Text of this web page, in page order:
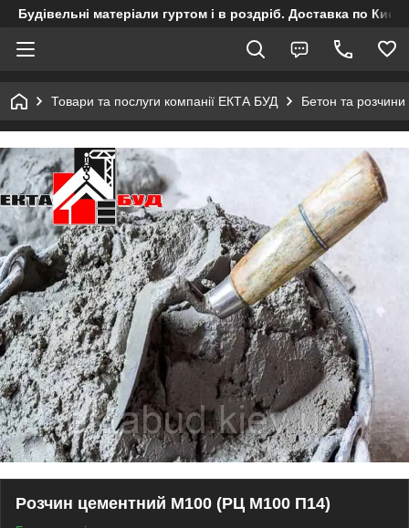
Будівельні матеріали гуртом і в роздріб. Доставка по
Товари та послуги компанії ЕКТА БУД Бетон та розчини
Розчин цементний М100 (РЦ М100 П14)